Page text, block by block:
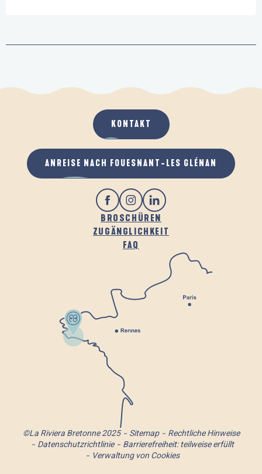
BROSCHÜREN
ZUGÄNGLICHKEIT
FAQ
KONTAKT
ANREISE NACH FOUESNANT-LES GLÉNAN
©La Riviera Bretonne 2025 Sitemap
Rechtliche Hinweise
Datenschutzrichtlinie
Barrierefreiheit: teilweise erfüllt
Verwaltung von Cookies